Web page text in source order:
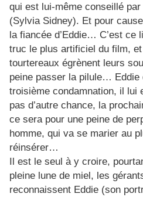
qui est lui-même conseillé
(Sylvia Sidney). Et pour
la fiancée d’Eddie… C’est ce
truc le plus artificiel du film,
tourtereaux égrènent leurs
peine passer la pilule… Eddie
troisième condamnation, il lui
pas d’autre chance, la
ce sera pour une peine de
homme, qui va se marier au
réinsérer…
Il est le seul à y croire,
pleine lune de miel, les
reconnaissent Eddie (son